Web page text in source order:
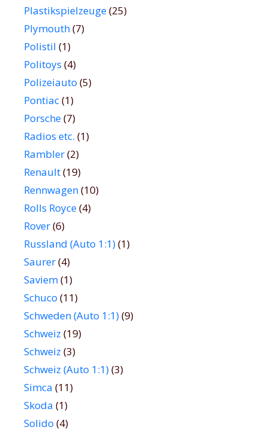
Plastikspielzeuge(25)
Plymouth(7)
Polistil (1)
Politoys (4)
Polizeiauto (5)
Pontiac(1)
Porsche(7)
Radios etc. (1)
Rambler(2)
Renault(19)
Rennwagen(10)
Rolls Royce(4)
Rover(6)
Russland (Auto 1:1)(1)
Saurer(4)
Saviem(1)
Schuco (11)
Schweden (Auto 1:1)(9)
Schweiz (19)
Schweiz (3)
Schweiz (Auto 1:1)(3)
Simca (11)
Skoda (1)
Solido (4)